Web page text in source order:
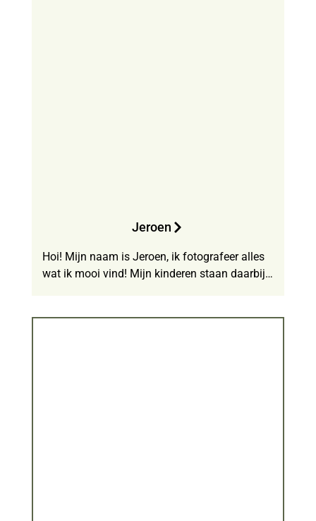
Jeroen
Hoi! Mijn naam is Jeroen, ik fotografeer alles
wat ik mooi vind! Mijn kinderen staan daarbij…